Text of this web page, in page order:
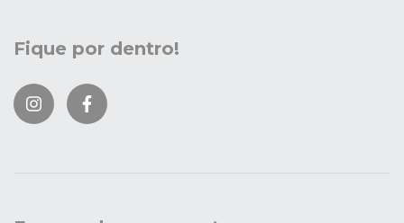
Fique por dentro!